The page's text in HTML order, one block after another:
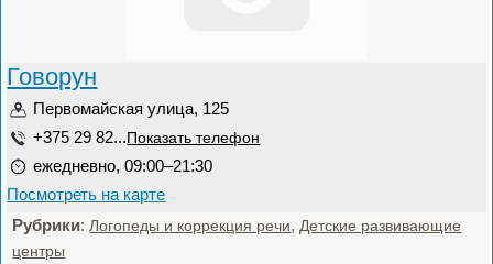
Говорун
Первомайская улица, 125
+375 29 82... Показать телефон
ежедневно, 09:00–21:30
Посмотреть на карте
Рубрики: Логопеды и коррекция речи, Детские развивающие
центры